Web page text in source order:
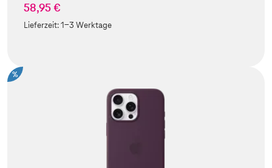
58,95 €
Lieferzeit:1-3 Werktage
%